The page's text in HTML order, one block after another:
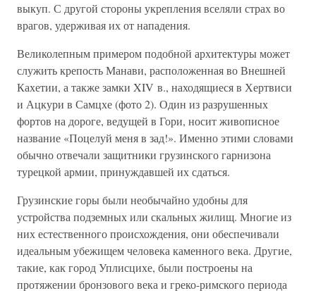
выкуп. С другой стороны укрепления вселяли страх во
врагов, удерживая их от нападения.
Великолепным примером подобной архитектуры может
служить крепость Манави, расположенная во Внешней
Кахетии, а также замки XIV в., находящиеся в Хертвиси
и Ацкури в Самцхе (фото 2). Один из разрушенных
фортов на дороге, ведущей в Гори, носит живописное
название «Поцелуй меня в зад!». Именно этими словами
обычно отвечали защитники грузинского гарнизона
турецкой армии, принуждавшей их сдаться.
Грузинские горы были необычайно удобны для
устройства подземных или скальных жилищ. Многие из
них естественного происхождения, они обеспечивали
идеальным убежищем человека каменного века. Другие,
такие, как город Уплисцихе, были построены на
протяжении бронзового века и греко-римского периода